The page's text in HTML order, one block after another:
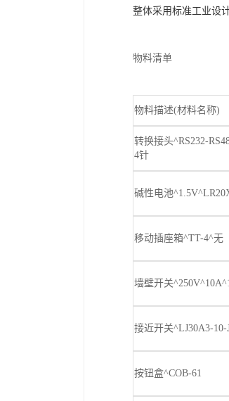
整体采用标准工业设
物料清单
物料描述(材料名称)
转换接头^RS232-
4针
碱性电池
移动插座箱^TT-4^无
墙壁开关
接近开关^LJ30A3-10-
按钮盒^COB-61